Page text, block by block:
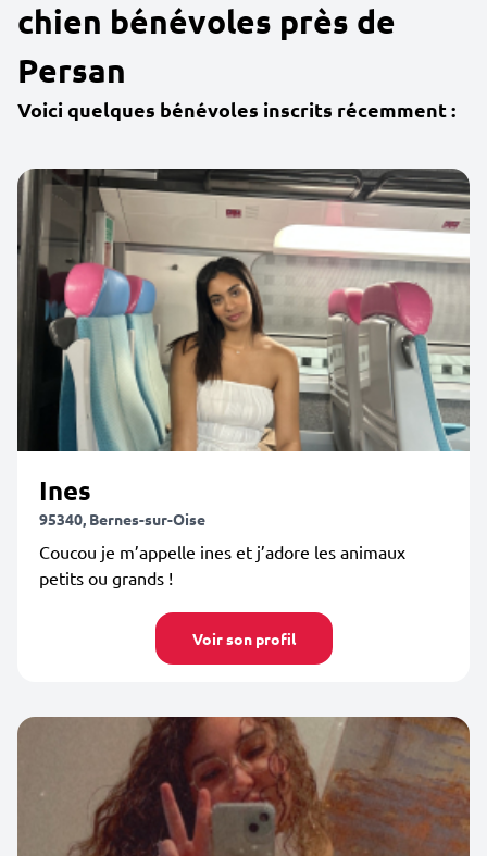
chien bénévoles près de
Persan
Voici quelques bénévoles inscrits récemment :
Ines
95340, Bernes-sur-Oise
Coucou je m’appelle ines et j’adore les animaux
petits ou grands !
Voir son profil